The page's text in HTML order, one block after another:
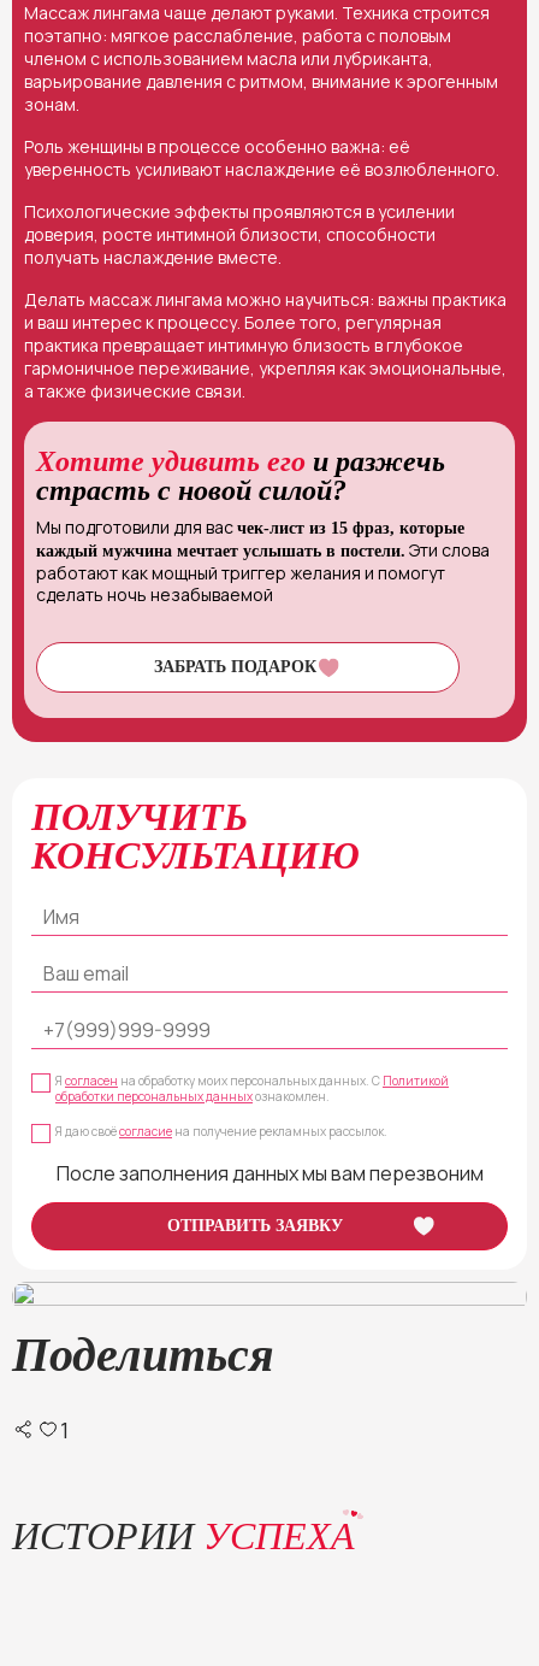
Массаж лингама чаще делают руками. Техника строится
поэтапно: мягкое расслабление, работа с половым
членом с использованием масла или лубриканта,
варьирование давления с ритмом, внимание к эрогенным
зонам.
Роль женщины в процессе особенно важна: её
уверенность усиливают наслаждение её возлюбленного.
Психологические эффекты проявляются в усилении
доверия, росте интимной близости, способности
получать наслаждение вместе.
Делать массаж лингама можно научиться: важны практика
и ваш интерес к процессу. Более того, регулярная
практика превращает интимную близость в глубокое
гармоничное переживание, укрепляя как эмоциональные,
а также физические связи.
Хотите удивить егои разжечь
страсть с новой силой?
Мы подготовили для вас чек-лист из 15 фраз, которые
каждый мужчина мечтает услышать в постели. Эти слова
работают как мощный триггер желания и помогут
сделать ночь незабываемой
ЗАБРАТЬ ПОДАРОК
Наша школа— ваш проводник в мир удовольствия и гармонии с собой.
ПОЛУЧИТЬ
КОНСУЛЬТАЦИЮ
Я согласен на обработку моих персональных данных. С Политикой
обработки персональных данныхознакомлен.
Я даю своёсогласие на получение рекламных рассылок.
После заполнения данных мы вам перезвоним
Поделиться
1
ИСТОРИИ УСПЕХА